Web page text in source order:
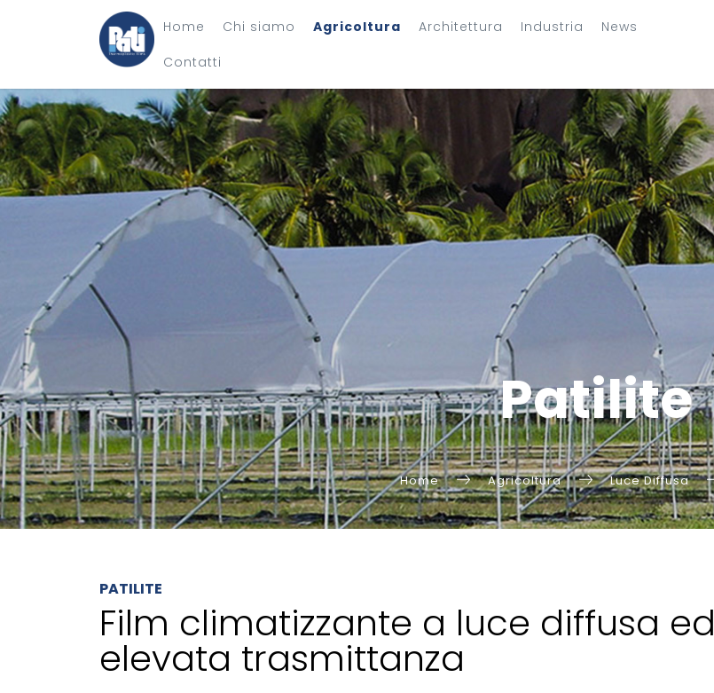
Home Chi siamo Agricoltura Architettura Industria
News
Contatti
Patilite
Home Agricoltura Luce Diffusa
PATILITE
Film climatizzante a luce diffusa ed
elevata trasmittanza